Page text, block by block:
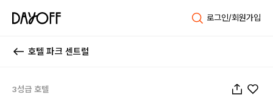
로그인/회원가입
호텔 파크 센트럴
3성급 호텔